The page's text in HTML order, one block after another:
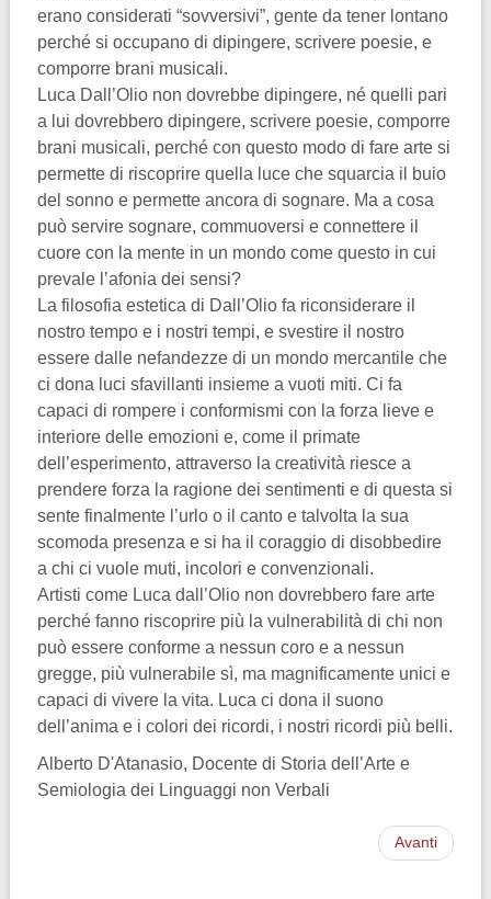
erano considerati “sovversivi”, gente da tener lontano
perché si occupano di dipingere, scrivere poesie, e
comporre brani musicali.
Luca Dall’Olio non dovrebbe dipingere, né quelli pari
a lui dovrebbero dipingere, scrivere poesie, comporre
brani musicali, perché con questo modo di fare arte si
permette di riscoprire quella luce che squarcia il buio
del sonno e permette ancora di sognare. Ma a cosa
può servire sognare, commuoversi e connettere il
cuore con la mente in un mondo come questo in cui
prevale l’afonia dei sensi?
La filosofia estetica di Dall’Olio fa riconsiderare il
nostro tempo e i nostri tempi, e svestire il nostro
essere dalle nefandezze di un mondo mercantile che
ci dona luci sfavillanti insieme a vuoti miti. Ci fa
capaci di rompere i conformismi con la forza lieve e
interiore delle emozioni e, come il primate
dell’esperimento, attraverso la creatività riesce a
prendere forza la ragione dei sentimenti e di questa si
sente finalmente l’urlo o il canto e talvolta la sua
scomoda presenza e si ha il coraggio di disobbedire
a chi ci vuole muti, incolori e convenzionali.
Artisti come Luca dall’Olio non dovrebbero fare arte
perché fanno riscoprire più la vulnerabilità di chi non
può essere conforme a nessun coro e a nessun
gregge, più vulnerabile sì, ma magnificamente unici e
capaci di vivere la vita. Luca ci dona il suono
dell’anima e i colori dei ricordi, i nostri ricordi più belli.
Alberto D'Atanasio, Docente di Storia dell’Arte e
Semiologia dei Linguaggi non Verbali
Avanti